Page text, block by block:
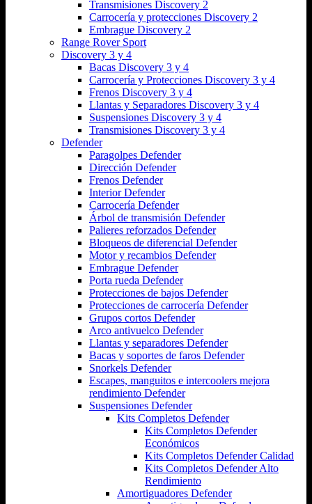
Transmisiones Discovery 2
Carrocería y protecciones Discovery 2
Embrague Discovery 2
Range Rover Sport
Discovery 3 y 4
Bacas Discovery 3 y 4
Carrocería y Protecciones Discovery 3 y 4
Frenos Discovery 3 y 4
Llantas y Separadores Discovery 3 y 4
Suspensiones Discovery 3 y 4
Transmisiones Discovery 3 y 4
Defender
Paragolpes Defender
Dirección Defender
Frenos Defender
Interior Defender
Carrocería Defender
Árbol de transmisión Defender
Palieres reforzados Defender
Bloqueos de diferencial Defender
Motor y recambios Defender
Embrague Defender
Porta rueda Defender
Protecciones de bajos Defender
Protecciones de carrocería Defender
Grupos cortos Defender
Arco antivuelco Defender
Llantas y separadores Defender
Bacas y soportes de faros Defender
Snorkels Defender
Escapes, manguitos e intercoolers mejora
rendimiento Defender
Suspensiones Defender
Kits Completos Defender
Kits Completos Defender
Económicos
Kits Completos Defender Calidad
Kits Completos Defender Alto
Rendimiento
Amortiguadores Defender